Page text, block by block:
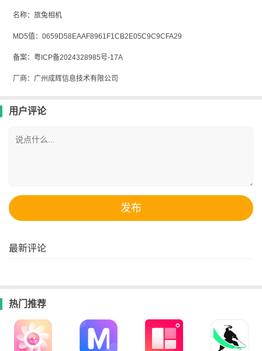
名称：旅兔相机
MD5值：0659D58EAAF8961F1CB2E05C9C9CFA29
备案：粤ICP备2024328985号-17A
厂商：广州成辉信息技术有限公司
用户评论
最新评论
热门推荐